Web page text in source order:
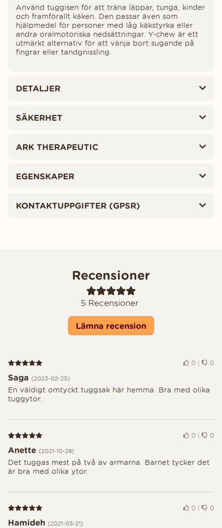
Använd tuggisen för att träna läppar, tunga, kinder
och framförallt käken. Den passar även som
hjälpmedel för personer med låg käkstyrka eller
andra oralmotoriska nedsättningar. Y-chew är ett
utmärkt alternativ för att vänja bort sugande på
fingrar eller tandgnissling.
DETALJER
SÄKERHET
ARK THERAPEUTIC
EGENSKAPER
KONTAKTUPPGIFTER (GPSR)
Recensioner
5 Recensioner
Lämna recension
Recension 5 av 5 0 0
Saga (2023-02-25)
En väldigt omtyckt tuggsak här hemma. Bra med olika
tuggytor.
Recension 5 av 5 0 0
Anette (2021-10-28)
Det tuggas mest på två av armarna. Barnet tycker det
är bra med olika ytor.
Recension 5 av 5 0 0
Hamideh (2021-03-21)